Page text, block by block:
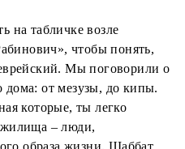
на табличке возле
чтобы понять,
Мы поговорили о
дома: от мезузы, до кипы.
которые, ты легко
жилища – люди,
образа жизни. Шаббат